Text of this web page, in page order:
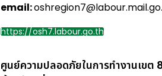
email:
https://osh7.labour.go.th
ศูนย์ความปลอดภัยในการทำงานเขต